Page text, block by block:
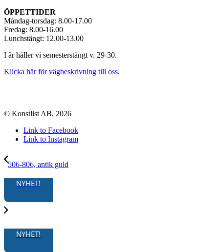
ÖPPETTIDER
Måndag-torsdag: 8.00-17.00
Fredag: 8.00-16.00
Lunchstängt: 12.00-13.00
I år håller vi semesterstängt v. 29-30.
Klicka här för vägbeskrivning till oss.
© Konstlist AB, 2026
Link to Facebook
Link to Instagram
506-806, antik guld
NYHET!
NYHET!